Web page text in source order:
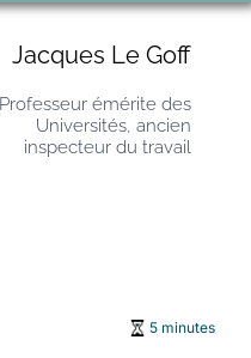
Jacques Le Goff
Professeur émérite des
Universités, ancien
inspecteur du travail
5 minutes